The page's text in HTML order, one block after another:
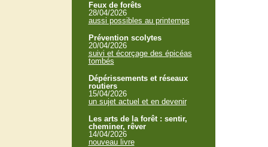
Feux de forêts
28/04/2026
aussi possibles au printemps
Prévention scolytes
20/04/2026
suivi et écorçage des épicéas
tombés
Dépérissements et réseaux
routiers
15/04/2026
un sujet actuel et en devenir
Les arts de la forêt : sentir,
cheminer, rêver
14/04/2026
nouveau livre